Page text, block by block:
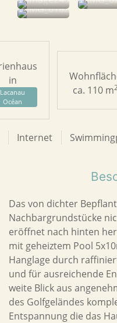
in
Lacanau
Océan
ca. 110 m
Internet
Das von dichter
Nachbargrundstücke
eröffnet nach hinten
mit geheiztem Pool
Hanglage durch
und für ausreichende
weite Blick aus
des Golfgeländes
Entspannung die das